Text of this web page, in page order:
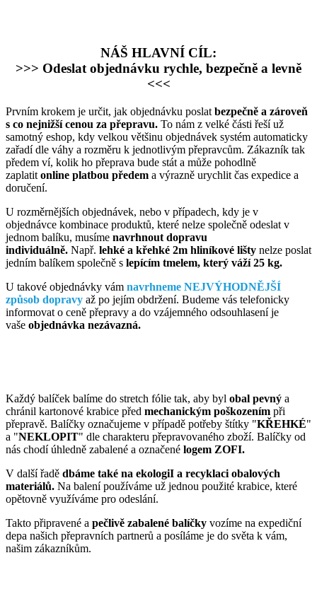
NÁŠ HLAVNÍ CÍL:
>>> Odeslat objednávku rychle, bezpečně a levně
<<<
Prvním krokem je určit, jak objednávku poslat bezpečně a zároveň
s co nejnižší cenou za přepravu. To nám z velké části řeší už
samotný eshop, kdy velkou většinu objednávek systém automaticky
zařadí dle váhy a rozměru k jednotlivým přepravcům. Zákazník tak
předem ví, kolik ho přeprava bude stát a může pohodlně
zaplatit online platbou předem a výrazně urychlit čas expedice a
doručení.
U rozměrnějších objednávek, nebo v případech, kdy je v
objednávce kombinace produktů, které nelze společně odeslat v
jednom balíku, musíme navrhnout dopravu
individuálně. Např. lehké a křehké 2m hliníkové lišty nelze poslat
jedním balíkem společně s lepícím tmelem, který váží 25 kg.
U takové objednávky vám navrhneme NEJVÝHODNĚJŠÍ
způsob dopravy až po jejím obdržení. Budeme vás telefonicky
informovat o ceně přepravy a do vzájemného odsouhlasení je
vaše objednávka nezávazná.
Každý balíček balíme do stretch fólie tak, aby byl obal pevný a
chránil kartonové krabice před mechanickým poškozením při
přepravě. Balíčky označujeme v případě potřeby štítky "KŘEHKÉ"
a "NEKLOPIT" dle charakteru přepravovaného zboží. Balíčky od
nás chodí úhledně zabalené a označené logem ZOFI.
V další řadě dbáme také na ekologiI a recyklaci obalových
materiálů. Na balení používáme už jednou použité krabice, které
opětovně využíváme pro odeslání.
Takto připravené a pečlivě zabalené balíčky vozíme na expediční
depa našich přepravních partnerů a posíláme je do světa k vám,
našim zákazníkům.